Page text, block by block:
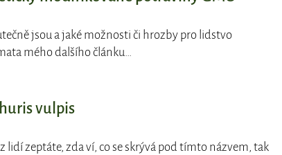
jsou a jaké možnosti či hrozby pro lidstvo
mého dalšího článku…
vulpis
lidí zeptáte, zda ví, co se skrývá pod tímto názvem, tak